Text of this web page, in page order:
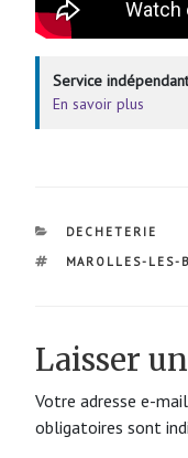
Service
En savoir plus
CATÉGORIES
DECHETERIE
ÉTIQUETTES
MAROLLES-LES-
Laisser
Votre adresse e-
obligatoires sont